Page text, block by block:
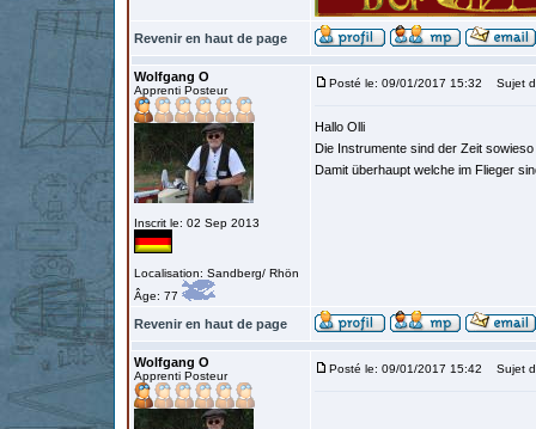
Revenir en haut de page
Wolfgang O
Apprenti Posteur
Inscrit le: 02 Sep 2013
Localisation: Sandberg/ Rhön
Âge: 77
Posté le: 09/01/2017 15:32 Sujet
Hallo Olli
Die Instrumente sind der Zeit
Damit überhaupt welche im Flieger
Revenir en haut de page
Wolfgang O
Apprenti Posteur
Posté le: 09/01/2017 15:42 Sujet